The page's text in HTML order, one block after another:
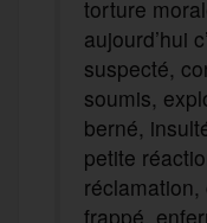
torture
aujourd’hui
suspecté,
soumis,
berné,
petite
réclamation,
frappé,